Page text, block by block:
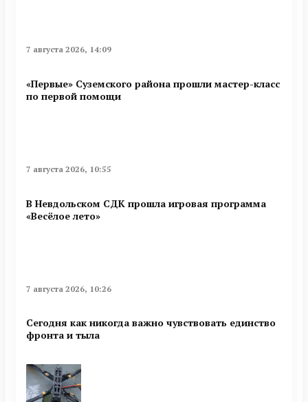
7 августа 2026, 14:09
«Первые» Суземского района прошли мастер-класс
по первой помощи
7 августа 2026, 10:55
В Невдольском СДК прошла игровая программа
«Весёлое лето»
7 августа 2026, 10:26
Сегодня как никогда важно чувствовать единство
фронта и тыла